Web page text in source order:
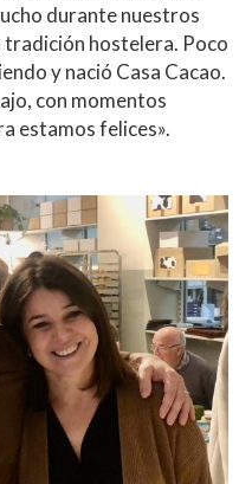
durante nuestros
tradición hostelera. Poco
y nació Casa Cacao.
con momentos
estamos felices».